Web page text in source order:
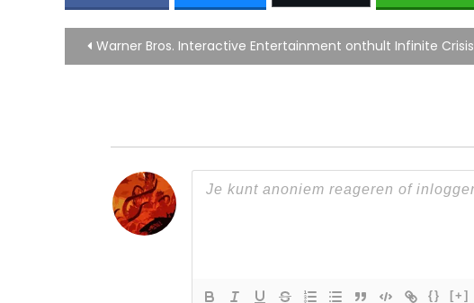
Bericht
Warner Bros. Interactive Entertainment onthult Infinite Crisis
{} [+]